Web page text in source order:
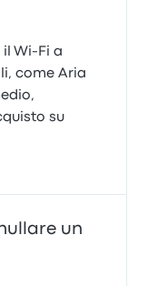
Wi-Fi a
come Aria
su
un